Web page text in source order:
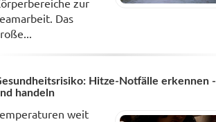
zur
Das
Hitze-Notfälle erkennen -
handeln
weit